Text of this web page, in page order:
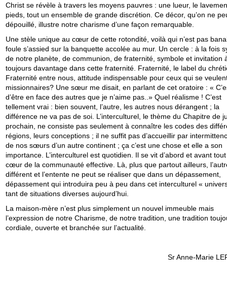
Christ se révèle à travers les moyens pauvres : une lueur, le
pieds, tout un ensemble de grande discrétion. Ce décor, qu’on ne
dépouillé, illustre notre charisme d’une façon remarquable.
Une stèle unique au cœur de cette rotondité, voilà qui n’est pas
foule s’assied sur la banquette accolée au mur. Un cercle : à la fois
de notre planète, de communion, de fraternité, symbole et invitation
toujours davantage dans cette fraternité. Fraternité, le label du
Fraternité entre nous, attitude indispensable pour ceux qui se
missionnaires? Une sœur me disait, en parlant de cet oratoire : «
d’être en face des autres que je n’aime pas..» Quel réalisme ! C’est
tellement vrai : bien souvent, l’autre, les autres nous dérangent ; la
différence ne va pas de soi. L’interculturel, le thème du Chapitre de
prochain, ne consiste pas seulement à connaître les codes des
régions, leurs conceptions ; il ne suffit pas d’accueillir par
de nos sœurs d’un autre continent ; ça c’est une chose et elle a son
importance. L’interculturel est quotidien. Il se vit d’abord et avant
cœur de la communauté effective. Là, plus que partout ailleurs,
différent et l’entente ne peut se réaliser que dans un dépassement,
dépassement qui introduira peu à peu dans cet interculturel «
tant de situations diverses aujourd’hui.
La maison-mère n’est plus simplement un nouvel immeuble mais
l’expression de notre Charisme, de notre tradition, une tradition
cordiale, ouverte et branchée sur l’actualité.
Sr Anne-Marie